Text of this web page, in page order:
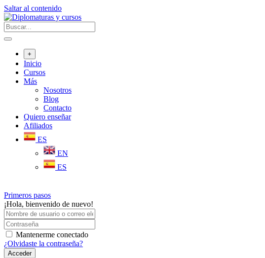
Saltar al contenido
+
Inicio
Cursos
Más
Nosotros
Blog
Contacto
Quiero enseñar
Afiliados
ES
EN
ES
Primeros pasos
¡Hola, bienvenido de nuevo!
Mantenerme conectado
¿Olvidaste la contraseña?
Acceder